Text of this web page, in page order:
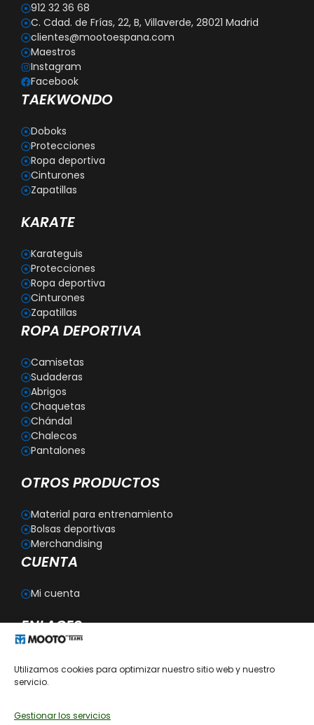
Utilizamos cookies para optimizar nuestro sitio web y nuestro
servicio.
Gestionar los servicios
912 32 36 68
C. Cdad. de Frías, 22, B, Villaverde, 28021 Madrid
clientes@mootoespana.com
Maestros
Instagram
Facebook
TAEKWONDO
Doboks
Protecciones
Ropa deportiva
Cinturones
Zapatillas
KARATE
Karateguis
Protecciones
Ropa deportiva
Cinturones
Zapatillas
ROPA DEPORTIVA
Camisetas
Sudaderas
Abrigos
Chaquetas
Chándal
Chalecos
Pantalones
OTROS PRODUCTOS
Material para entrenamiento
Bolsas deportivas
Merchandising
CUENTA
Mi cuenta
ENLACES
Personalización
Aviso legal
Política de cookies